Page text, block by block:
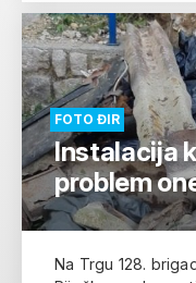
FOTO ĐIR
Instalacija
problem
Na Trgu 128.